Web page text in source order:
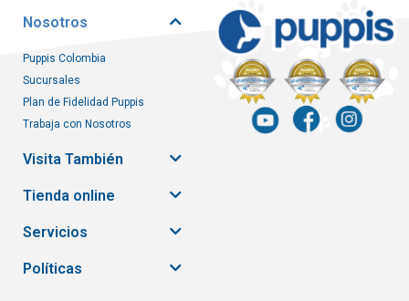
Nosotros
Puppis Colombia
Sucursales
Plan de Fidelidad Puppis
Trabaja con Nosotros
Visita También
Tienda online
Servicios
Políticas